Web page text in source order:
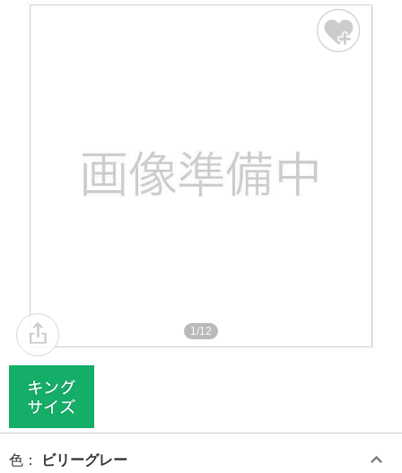
1/12
色 ： ビリーグレー